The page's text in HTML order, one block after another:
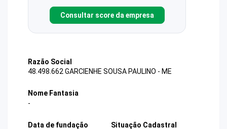
Consultar score da empresa
Razão Social
48.498.662 GARCIENHE SOUSA PAULINO - ME
Nome Fantasia
-
Data de fundação
Situação Cadastral